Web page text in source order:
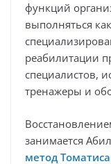
функций
выполняться
реабилитации
специалистов,
тренажеры и
занимается
метод